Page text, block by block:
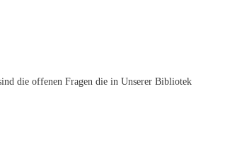
die offenen Fragen die in Unserer Bibliotek